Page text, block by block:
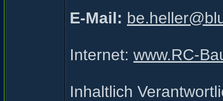
E-Mail:
Internet: www.RC-
Inhaltlich